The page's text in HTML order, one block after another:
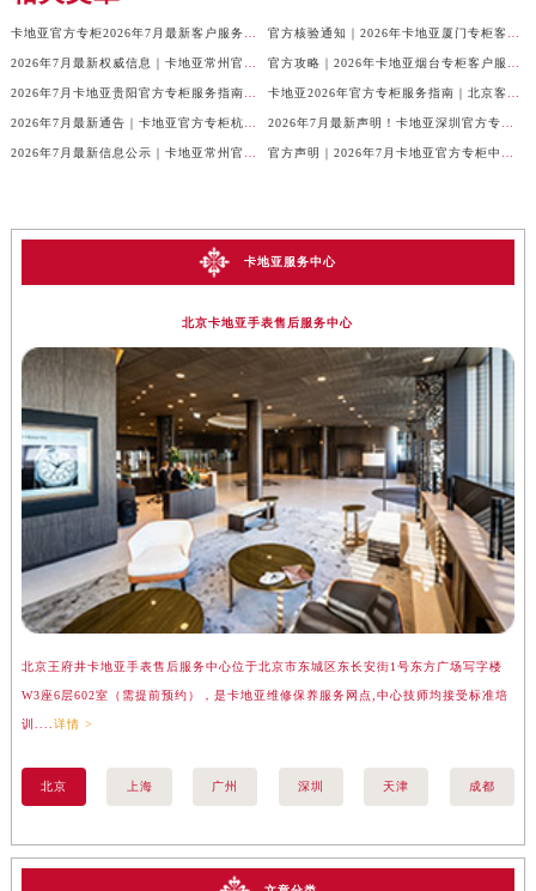
卡地亚官方专柜2026年7月最新客户服务电话，中国区信息权威发布 官方核验通知｜2026年卡地亚厦门专柜客服电话及服务热线7月最新版
2026年7月最新权威信息｜卡地亚常州官方专柜客户服务电话公告 官方攻略｜2026年卡地亚烟台专柜客户服务电话及热线更新
2026年7月卡地亚贵阳官方专柜服务指南｜客户热线+门店信息+服务电话 卡地亚2026年官方专柜服务指南｜北京客户热线7月最新版，一篇搞定
2026年7月最新通告｜卡地亚官方专柜杭州客户服务热线，专柜信息整合版 2026年7月最新声明！卡地亚深圳官方专柜服务电话+门店信息全面核验
2026年7月最新信息公示｜卡地亚常州官方专柜客服热线，权威核验攻略 官方声明｜2026年7月卡地亚官方专柜中国区客户服务电话及门店核验
卡地亚服务中心
北京卡地亚手表售后服务中心
北京王府井卡地亚手表售后服务中心位于北京市东城区东长安街1号东方广场写字楼
W3座6层602室（需提前预约），是卡地亚维修保养服务网点,中心技师均接受标准培
训....详情 >
北京 上海 广州 深圳 天津 成都